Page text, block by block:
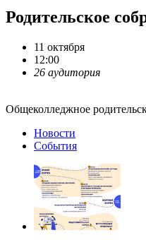
Родительское
11 октября
12:00
26 аудитория
Общеколледжное
Новости
События